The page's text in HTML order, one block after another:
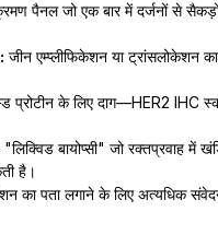
पैनल जो एक बार में दर्जनों से
जीन एम्प्लीफिकेशन या ट्रांसलोकेशन
प्रोटीन के लिए दाग—HER2 IHC
"लिक्विड बायोप्सी" जो रक्तप्रवाह
है।
का पता लगाने के लिए अत्यधिक